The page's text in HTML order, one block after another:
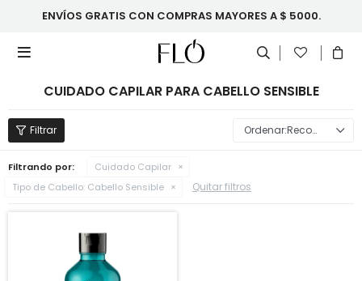
ENVÍOS GRATIS CON COMPRAS MAYORES A $ 5000.

CUIDADO CAPILAR PARA CABELLO SENSIBLE
Recomendados
Filtrando por:
Cuidado Capilar
Tipo de Cabello: Cabello Sensible Quitar filtros